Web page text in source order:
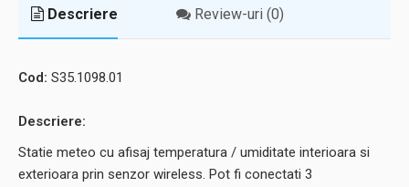
Descriere Review-uri (0)
Cod: S35.1098.01
Descriere:
Statie meteo cu afisaj temperatura / umiditate interioara si
exterioara prin senzor wireless. Pot fi conectati 3